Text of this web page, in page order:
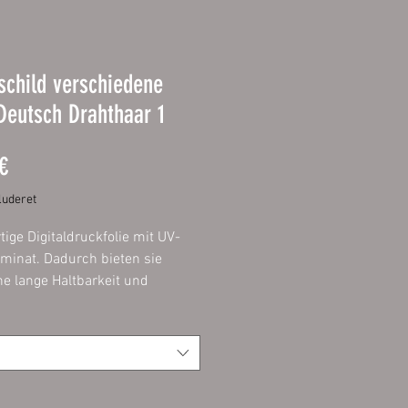
verschiedene
Drahthaar 1
Pris
Digitaldruckfolie mit UV-
Dadurch bieten sie
lange Haltbarkeit und
3mm mit
Ecken.